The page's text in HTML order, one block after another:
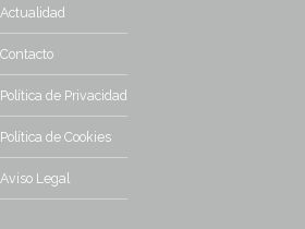
Actualidad
Contacto
Política de Privacidad
Política de Cookies
Aviso Legal